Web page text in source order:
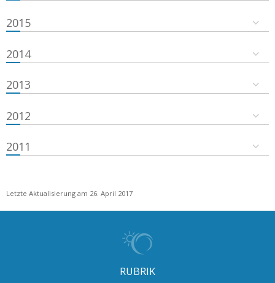
2015
2014
2013
2012
2011
Letzte Aktualisierung am 26. April 2017
RUBRIK